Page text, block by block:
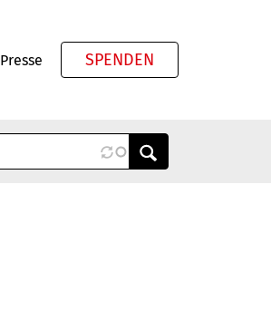
Presse SPENDEN